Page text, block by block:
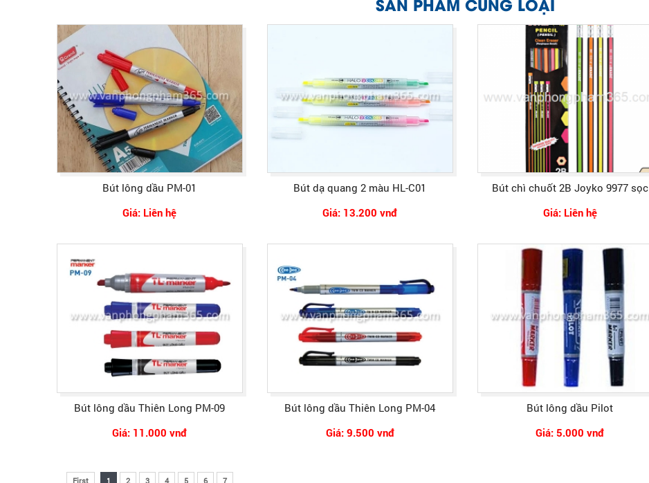
Bút lông dầu PM-01
Giá: Liên hệ
Bút dạ quang 2 màu HL-C01
Giá: 13.200 vnđ
Bút chì chuốt 2B Joyko 9977 sọc
Giá: Liên hệ
Bút lông dầu Thiên Long PM-09
Giá: 11.000 vnđ
Bút lông dầu Thiên Long PM-04
Giá: 9.500 vnđ
Bút lông dầu Pilot
Giá: 5.000 vnđ
First 1 2 3 4 5 6 7